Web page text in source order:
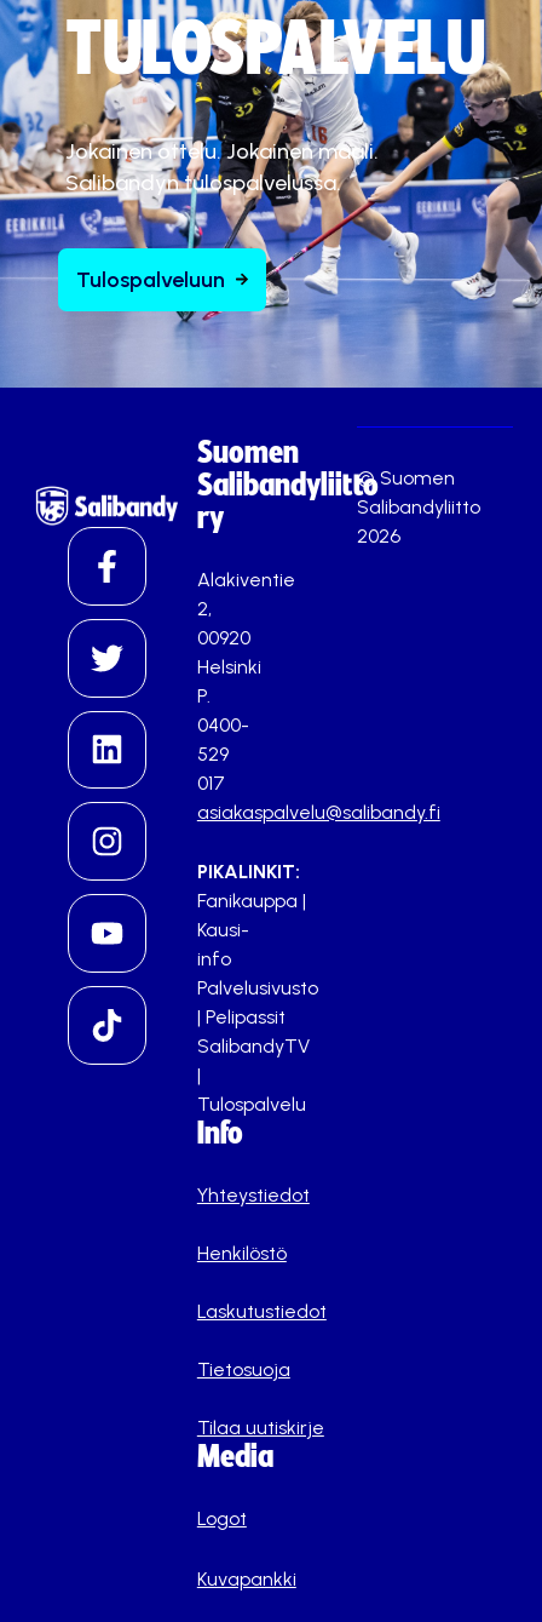
TULOSPALVELU
Jokainen ottelu. Jokainen maali.
Salibandyn tulospalvelussa.
Tulospalveluun
Suomen
Salibandyliitto
ry
Alakiventie
2,
00920
Helsinki
P.
0400-
529
017
asiakaspalvelu@salibandy.fi
PIKALINKIT:
Fanikauppa |
Kausi-
info
Palvelusivusto
| Pelipassit
SalibandyTV
|
Tulospalvelu
Info
Yhteystiedot
Henkilöstö
Laskutustiedot
Tietosuoja
Tilaa uutiskirje
Media
Logot
Kuvapankki
© Suomen
Salibandyliitto
2026